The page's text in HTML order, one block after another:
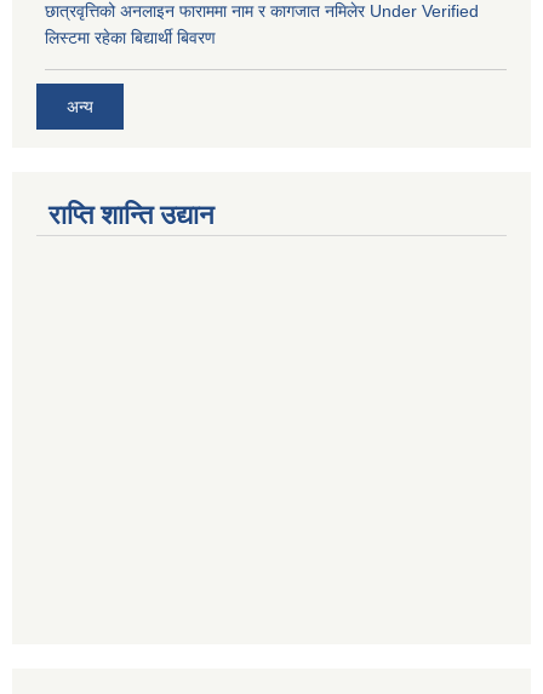
छात्रवृत्तिको अनलाइन फाराममा नाम र कागजात नमिलेर Under Verified
लिस्टमा रहेका बिद्यार्थी बिवरण
अन्य
राप्ति शान्ति उद्यान